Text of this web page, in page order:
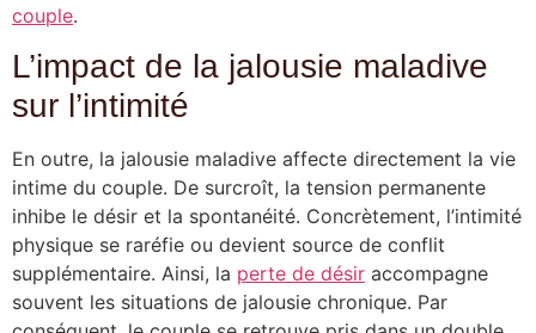
couple.
L’impact de la jalousie maladive
sur l’intimité
En outre, la jalousie maladive affecte directement la vie
intime du couple. De surcroît, la tension permanente
inhibe le désir et la spontanéité. Concrètement, l’intimité
physique se raréfie ou devient source de conflit
supplémentaire. Ainsi, la perte de désir accompagne
souvent les situations de jalousie chronique. Par